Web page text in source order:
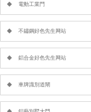
電動工業門
不鏽鋼好色先生网站
鋁合金好色先生网站
車牌識別道閘